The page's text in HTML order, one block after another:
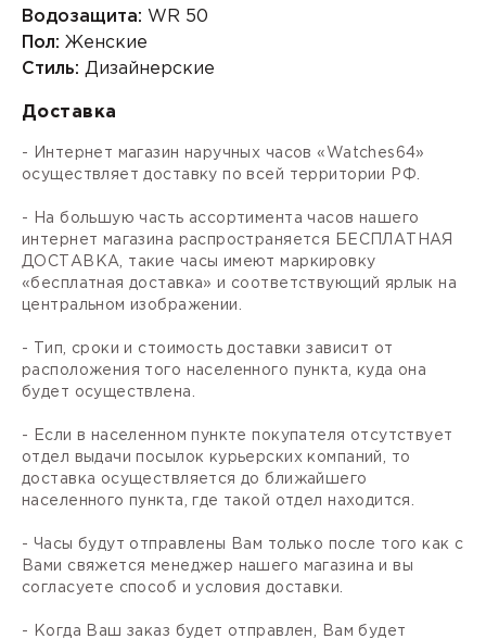
Водозащита: WR 50
Пол: Женские
Стиль: Дизайнерские
Доставка
- Интернет магазин наручных часов «Watches64»
осуществляет доставку по всей территории РФ.
- На большую часть ассортимента часов нашего
интернет магазина распространяется БЕСПЛАТНАЯ
ДОСТАВКА, такие часы имеют маркировку
«бесплатная доставка» и соответствующий ярлык на
центральном изображении.
- Тип, сроки и стоимость доставки зависит от
расположения того населенного пункта, куда она
будет осуществлена.
- Если в населенном пункте покупателя отсутствует
отдел выдачи посылок курьерских компаний, то
доставка осуществляется до ближайшего
населенного пункта, где такой отдел находится.
- Часы будут отправлены Вам только после того как с
Вами свяжется менеджер нашего магазина и вы
согласуете способ и условия доставки.
- Когда Ваш заказ будет отправлен, Вам будет